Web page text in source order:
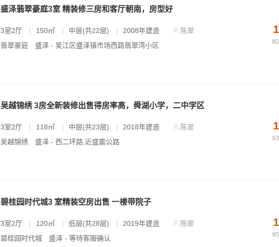
盛泽翡翠豪庭3室 精装修三房和客厅朝南，房型好
3室2厅 | 150㎡ | 中层(共22层) | 2008年建造
陈翠
翡翠豪庭
盛泽 - 吴江区盛泽镇市场西路翡翠湾小区
吴越锦绣 3房全新装修出售得房率高，舜湖小学，二中学区
3室2厅 | 118㎡ | 中层(共23层) | 2018年建造
陈翠
吴越锦绣
盛泽 - 西二环路,近盛震公路
碧桂园时代城3 室精装空房出售 一楼带院子
3室2厅 | 120㎡ | 低层(共28层) | 2019年建造
陈翠
碧桂园时代城
盛泽 - 等待客服确认